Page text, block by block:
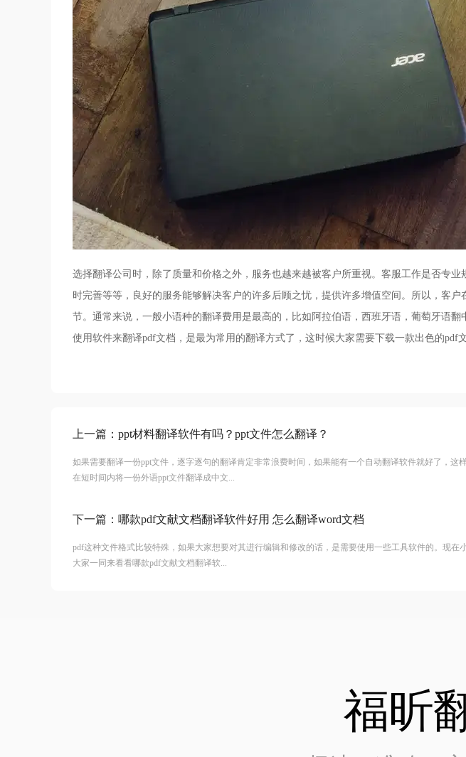
选择翻译公司时，除了质量和价格之外，服务也越来越被客户所重视。客服工作是否专
时完善等等，良好的服务能够解决客户的许多后顾之忧，提供许多增值空间。所以，客
节。通常来说，一般小语种的翻译费用是最高的，比如阿拉伯语，西班牙语，葡萄牙语翻
使用软件来翻译pdf文档，是最为常用的翻译方式了，这时候大家需要下载一款出色的pdf
上一篇： ppt材料翻译软件有吗？ppt文件怎么翻译？
如果需要翻译一份ppt文件，逐字逐句的翻译肯定非常浪费时间，如果能有一个自动翻译软件就好了，这
在短时间内将一份外语ppt文件翻译成中文...
下一篇： 哪款pdf文献文档翻译软件好用 怎么翻译word文档
pdf这种文件格式比较特殊，如果大家想要对其进行编辑和修改的话，是需要使用一些工具软件的。现在
大家一同来看看哪款pdf文献文档翻译软...
福昕